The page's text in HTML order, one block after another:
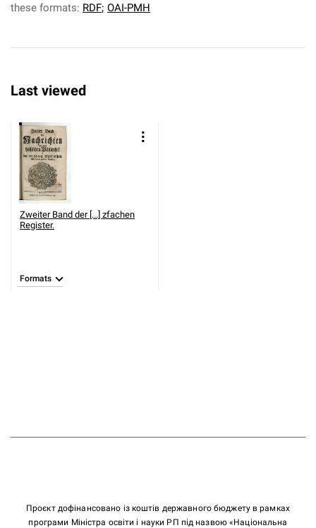
these formats: RDF; OAI-PMH
Last viewed
Zweiter Band der [...] zfachen
Register.
Formats
Проєкт дофінансовано із коштів державного бюджету в рамках
програми Міністра освіти і науки РП під назвою «Національна